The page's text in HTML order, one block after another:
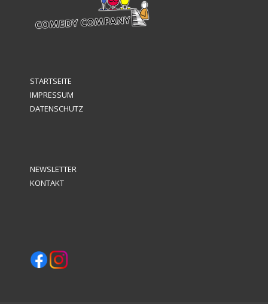
STARTSEITE
IMPRESSUM
DATENSCHUTZ
NEWSLETTER
KONTAKT